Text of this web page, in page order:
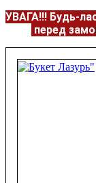
УВАГА!!! Будь-
перед